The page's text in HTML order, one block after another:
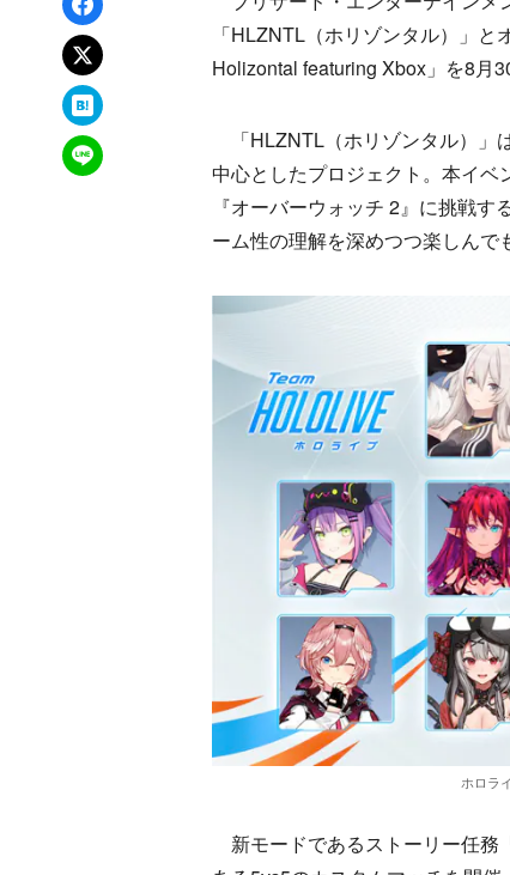
xでポスト
はてなブックマーク
LINEで送る
「HLZNTL（ホリゾンタル）」
Holizontal featuring Xbox」を8月
「HLZNTL（ホリゾンタル）」
中心としたプロジェクト。本イ
『オーバーウォッチ 2』に挑戦
ーム性の理解を深めつつ楽しんで
ホロラ
新モードであるストーリー任務